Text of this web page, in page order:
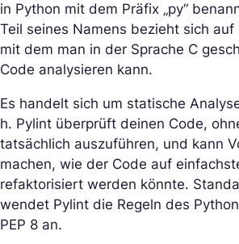
in Python mit dem Präfix „py“
Teil seines Namens bezieht sich
mit dem man in der Sprache C
Code analysieren kann.
Es handelt sich um statische
h. Pylint überprüft deinen Code,
tatsächlich auszuführen, und kann
machen, wie der Code auf
refaktorisiert werden könnte.
wendet Pylint die Regeln des
PEP 8 an.